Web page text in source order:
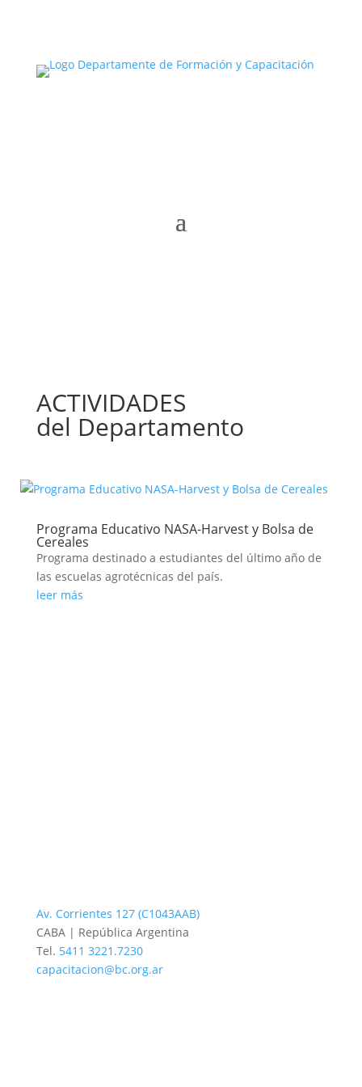
ACTIVIDADES
del Departamento
Programa Educativo NASA-Harvest y Bolsa de
Cereales
Programa destinado a estudiantes del último año de
las escuelas agrotécnicas del país.
leer más
Av. Corrientes 127 (C1043AAB)
CABA | República Argentina
Tel. 5411 3221.7230
capacitacion@bc.org.ar